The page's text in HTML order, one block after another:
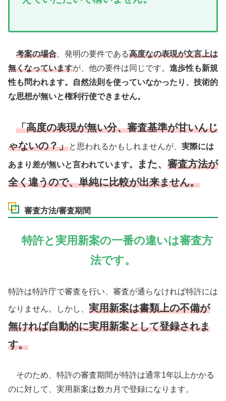
考案の場合 、発明の要件である高度なの表現が文言上は
無くなっていますが、他の要件は同じです。 進歩性も新規
性も問われます。自然法則を使っていなかったり、技術的
な思想が無いと権利行使できません。
「高度の表現が無い分、審査基準が甘いんじ
ゃないの？」と思われるかもしれませんが、 実際には
あまり差が無いと言われています。 また、 審査方法が
全く違うので、単純に比較が出来ません。
審査方法/審査期間
特許と実用新案の一番の違いは審査方
法です。
特許は特許庁で審査を行い、審査が通らなければ特許には
なりません。しかし、 実用新案は書類上の不備が
無ければ自動的に実用新案として登録されま
す。
そのため、特許の審査期間が特許は通常1年以上かかる
のに対して、実用新案は数カ月で登録になります。